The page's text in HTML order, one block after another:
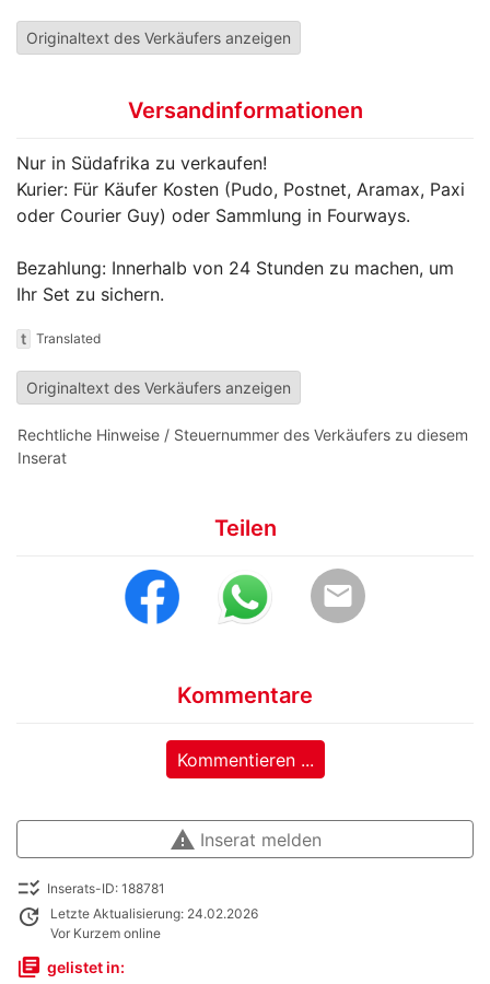
Originaltext des Verkäufers anzeigen
Versandinformationen
Nur in Südafrika zu verkaufen!
Kurier: Für Käufer Kosten (Pudo, Postnet, Aramax, Paxi
oder Courier Guy) oder Sammlung in Fourways.
Bezahlung: Innerhalb von 24 Stunden zu machen, um
Ihr Set zu sichern.
t Translated
Originaltext des Verkäufers anzeigen
Rechtliche Hinweise / Steuernummer des Verkäufers zu diesem
Inserat
Teilen
email
Kommentare
Kommentieren ...
warning Inserat melden
checklist_rtl Inserats-ID: 188781
update
Letzte Aktualisierung: 24.02.2026
Vor Kurzem online
library_books gelistet in: